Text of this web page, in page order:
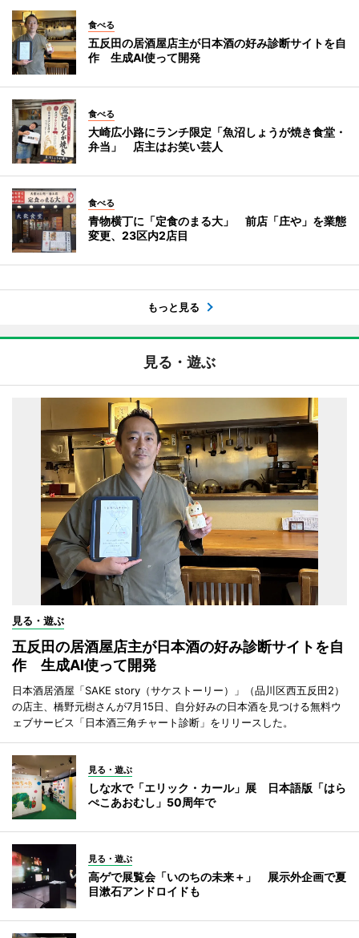
食べる
五反田の居酒屋店主が日本酒の好み診断サイトを自
作 生成AI使って開発
食べる
大崎広小路にランチ限定「魚沼しょうが焼き食堂・
弁当」 店主はお笑い芸人
食べる
青物横丁に「定食のまる大」 前店「庄や」を業態
変更、23区内2店目
もっと見る
見る・遊ぶ
見る・遊ぶ
五反田の居酒屋店主が日本酒の好み診断サイトを自
作 生成AI使って開発
日本酒居酒屋「SAKE story（サケストーリー）」（品川区西五反田2）
の店主、橋野元樹さんが7月15日、自分好みの日本酒を見つける無料ウ
ェブサービス「日本酒三角チャート診断」をリリースした。
見る・遊ぶ
しな水で「エリック・カール」展 日本語版「はら
ぺこあおむし」50周年で
見る・遊ぶ
高ゲで展覧会「いのちの未来＋」 展示外企画で夏
目漱石アンドロイドも